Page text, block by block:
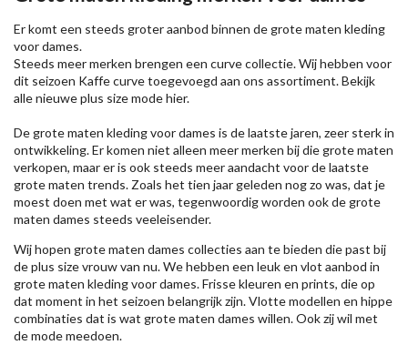
Er komt een steeds groter aanbod binnen de grote maten kleding
voor dames.
Steeds meer merken brengen een curve collectie. Wij hebben voor
dit seizoen Kaffecurve toegevoegd aan ons assortiment. Bekijk
alle nieuweplus size modehier.
De grote maten kleding voor dames is de laatste jaren, zeer sterk in
ontwikkeling. Er komen niet alleen meer merken bij die grote maten
verkopen, maar er is ook steeds meer aandacht voor de laatste
grote maten trends. Zoals het tien jaar geleden nog zo was, dat je
moest doen met wat er was, tegenwoordig worden ook de grote
maten dames steeds veeleisender.
Wij hopen grote maten dames collecties aan te bieden die past bij
de plus size vrouw van nu. We hebben een leuk en vlot aanbod in
grote maten kleding voor dames. Frisse kleuren en prints, die op
dat moment in het seizoen belangrijk zijn. Vlotte modellen en hippe
combinaties dat is wat grote maten dames willen. Ook zij wil met
de mode meedoen.